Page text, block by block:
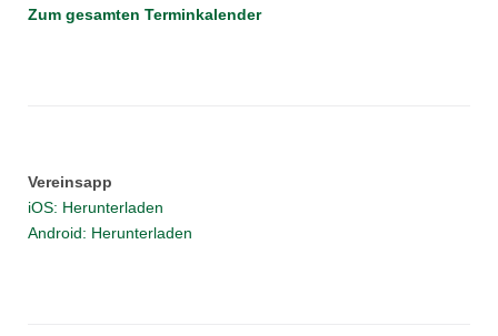
Zum gesamten Terminkalender
Vereinsapp
iOS: Herunterladen
Android: Herunterladen